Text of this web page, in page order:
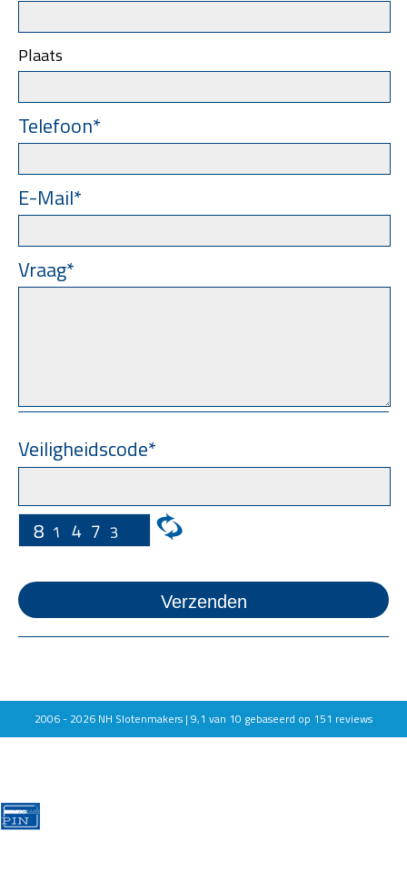
Plaats
Telefoon*
E-Mail*
Vraag*
Veiligheidscode*
2006 - 2026 NH Slotenmakers | 9,1 van 10 gebaseerd op 151 reviews